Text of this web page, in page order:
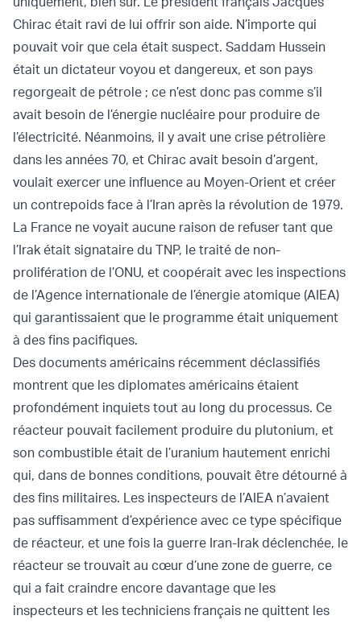
Chirac était ravi de lui offrir son aide. N’importe qui
pouvait voir que cela était suspect. Saddam Hussein
était un dictateur voyou et dangereux, et son pays
regorgeait de pétrole ; ce n’est donc pas comme s’il
avait besoin de l’énergie nucléaire pour produire de
l’électricité. Néanmoins, il y avait une crise pétrolière
dans les années 70, et Chirac avait besoin d’argent,
voulait exercer une influence au Moyen-Orient et créer
un contrepoids face à l’Iran après la révolution de 1979.
La France ne voyait aucune raison de refuser tant que
l’Irak était signataire du TNP, le traité de non-
prolifération de l’ONU, et coopérait avec les inspections
de l’Agence internationale de l’énergie atomique (AIEA)
qui garantissaient que le programme était uniquement
à des fins pacifiques.
Des documents américains récemment déclassifiés
montrent que les diplomates américains étaient
profondément inquiets tout au long du processus. Ce
réacteur pouvait facilement produire du plutonium, et
son combustible était de l’uranium hautement enrichi
qui, dans de bonnes conditions, pouvait être détourné à
des fins militaires. Les inspecteurs de l’AIEA n’avaient
pas suffisamment d’expérience avec ce type spécifique
de réacteur, et une fois la guerre Iran-Irak déclenchée, le
réacteur se trouvait au cœur d’une zone de guerre, ce
qui a fait craindre encore davantage que les
inspecteurs et les techniciens français ne quittent les